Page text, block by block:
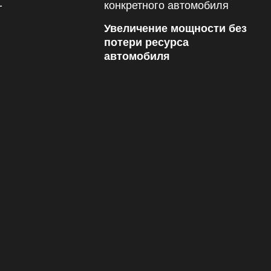
Увеличение мощности без
потери ресурса
автомобиля